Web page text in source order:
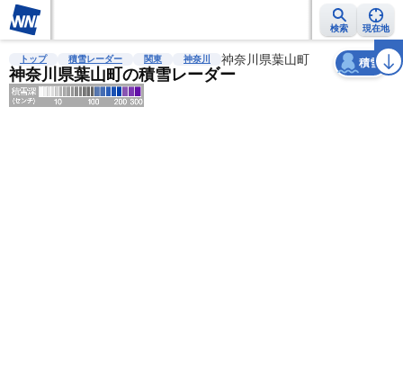
検索 現在地
雨雲レーダー 台風情報 地震情報 警報・注意報 2週間天気 ラ
トップ 積雪レーダー 関東 神奈川 神奈川県葉山町
神奈川県葉山町の積雪レーダー
積雪
天気 台風